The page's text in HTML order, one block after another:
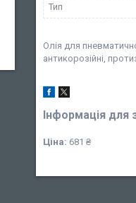
Тип
Олія для
антикорозійні,
Інформація для
Ціна: 681 ₴